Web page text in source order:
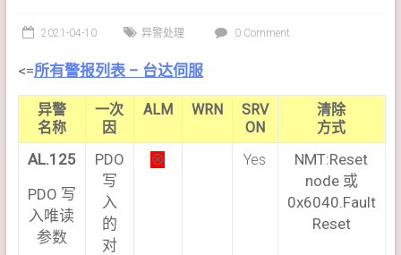
2021-04-10 异警处理 0 Comment
<=所有警报列表 – 台达伺服
异警
名称
一次
因
ALM WRN
SRV
ON
清除
方式
AL.125
PDO 写
入唯读
参数
PDO
写
入
的
对
⊗ Yes
NMT:Reset
node 或
0x6040.Fault
Reset